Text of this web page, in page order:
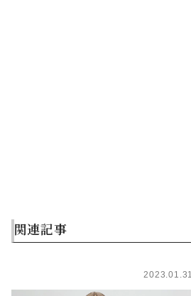
関連記事
2023.01.31